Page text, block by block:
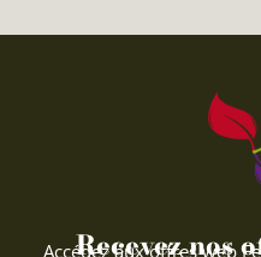
Recevez nos
Accédez aux offres web